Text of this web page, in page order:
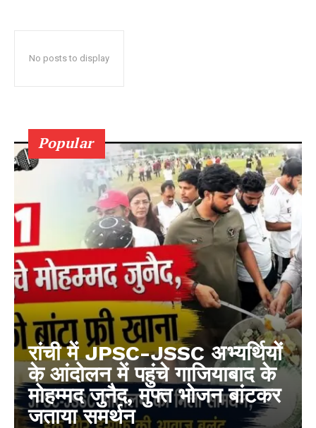
No posts to display
Popular
रांची में JPSC-JSSC अभ्यर्थियों
के आंदोलन में पहुंचे गाजियाबाद के
मोहम्मद जुनैद, मुफ्त भोजन बांटकर
जताया समर्थन